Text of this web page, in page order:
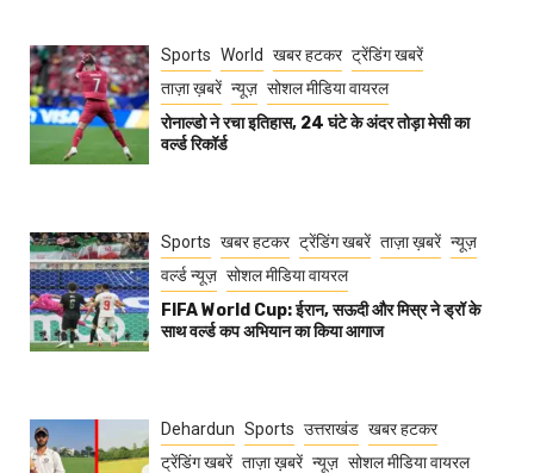
Sports World खबर हटकर ट्रेंडिंग खबरें
ताज़ा ख़बरें न्यूज़ सोशल मीडिया वायरल
रोनाल्डो ने रचा इतिहास, 24 घंटे के अंदर तोड़ा मेसी का
वर्ल्ड रिकॉर्ड
Sports खबर हटकर ट्रेंडिंग खबरें ताज़ा ख़बरें न्यूज़
वर्ल्ड न्यूज़ सोशल मीडिया वायरल
FIFA World Cup: ईरान, सऊदी और मिस्र ने ड्रॉ के
साथ वर्ल्ड कप अभियान का किया आगाज
Dehardun Sports उत्तराखंड खबर हटकर
ट्रेंडिंग खबरें ताज़ा ख़बरें न्यूज़ सोशल मीडिया वायरल